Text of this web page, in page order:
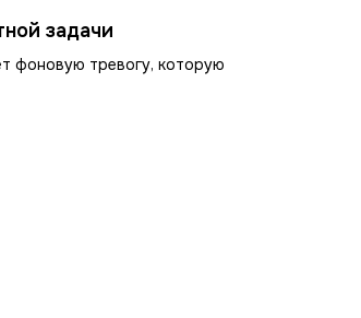
задачи
фоновую тревогу, которую